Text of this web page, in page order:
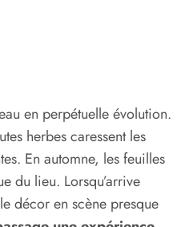
en perpétuelle évolution.
herbes caressent les
En automne, les feuilles
du lieu. Lorsqu’arrive
décor en scène presque